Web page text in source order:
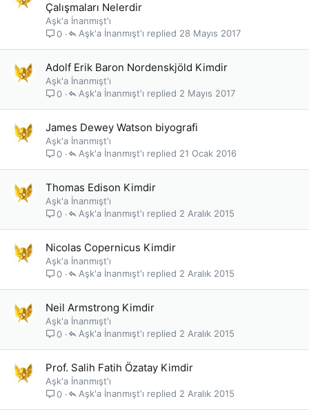
Çalışmaları Nelerdir
Aşk'a İnanmışt'ı
0
28 Mayıs 2017
Aşk'a İnanmışt'ı
Adolf Erik Baron Nordenskjöld Kimdir
Aşk'a İnanmışt'ı
0
2 Mayıs 2017
Aşk'a İnanmışt'ı
James Dewey Watson biyografi
Aşk'a İnanmışt'ı
0
21 Ocak 2016
Aşk'a İnanmışt'ı
Thomas Edison Kimdir
Aşk'a İnanmışt'ı
0
2 Aralık 2015
Aşk'a İnanmışt'ı
Nicolas Copernicus Kimdir
Aşk'a İnanmışt'ı
0
2 Aralık 2015
Aşk'a İnanmışt'ı
Neil Armstrong Kimdir
Aşk'a İnanmışt'ı
0
2 Aralık 2015
Aşk'a İnanmışt'ı
Prof. Salih Fatih Özatay Kimdir
Aşk'a İnanmışt'ı
0
2 Aralık 2015
Aşk'a İnanmışt'ı